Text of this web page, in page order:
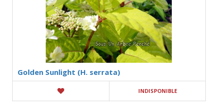
Golden Sunlight (H. serrata)
INDISPONIBLE